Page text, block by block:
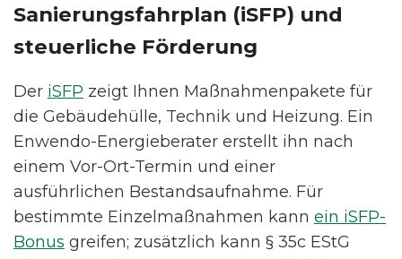
Sanierungsfahrplan (iSFP) und
steuerliche Förderung
Der iSFP zeigt Ihnen Maßnahmenpakete für
die Gebäudehülle, Technik und Heizung. Ein
Enwendo-Energieberater erstellt ihn nach
einem Vor-Ort-Termin und einer
ausführlichen Bestandsaufnahme. Für
bestimmte Einzelmaßnahmen kann ein iSFP-
Bonus greifen; zusätzlich kann § 35c EStG